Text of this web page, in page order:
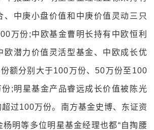
、中庚小盘价值和中庚价值灵动三只
万份;中欧基金曹明长持有中欧恒利
欧潜力价值灵活型基金、中欧成长优
额分别大于100万份、50万份至100
;明星基金产品睿远成长价值被陈光
过100万份。南方基金史博、东证资
明等多位明星基金经理也都“自掏腰